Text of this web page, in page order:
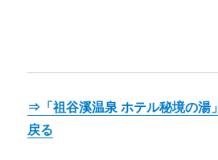
⇒「祖谷溪温泉 ホテル秘境の湯
戻る